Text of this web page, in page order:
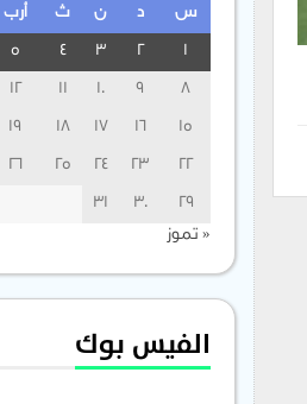
س د ن ث أرب
1
2
3
4
5
8
9
10
11
12
15
16
17
18
19
22
23
24
25
26
29
30
31
« تموز
الفيس بوك